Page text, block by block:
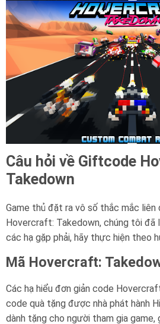
Câu hỏi về Giftcode
Takedown
Game thủ đặt ra vô số thắc mắc liên
Hovercraft: Takedown, chúng tôi đã
các hạ gặp phải, hãy thực hiện theo
Mã Hovercraft:
Các hạ hiểu đơn giản code
code quà tặng được nhà phát hành
dành tặng cho người tham gia